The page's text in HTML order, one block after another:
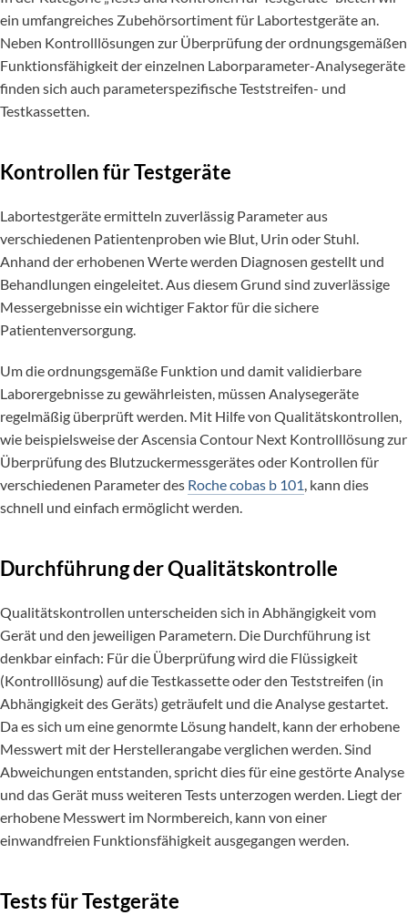
ein umfangreiches Zubehörsortiment für Labortestgeräte an.
Neben Kontrolllösungen zur Überprüfung der ordnungsgemäßen
Funktionsfähigkeit der einzelnen Laborparameter-Analysegeräte
finden sich auch parameterspezifische Teststreifen- und
Testkassetten.
Kontrollen für Testgeräte
Labortestgeräte ermitteln zuverlässig Parameter aus
verschiedenen Patientenproben wie Blut, Urin oder Stuhl.
Anhand der erhobenen Werte werden Diagnosen gestellt und
Behandlungen eingeleitet. Aus diesem Grund sind zuverlässige
Messergebnisse ein wichtiger Faktor für die sichere
Patientenversorgung.
Um die ordnungsgemäße Funktion und damit validierbare
Laborergebnisse zu gewährleisten, müssen Analysegeräte
regelmäßig überprüft werden. Mit Hilfe von Qualitätskontrollen,
wie beispielsweise der Ascensia Contour Next Kontrolllösung zur
Überprüfung des Blutzuckermessgerätes oder Kontrollen für
verschiedenen Parameter des Roche cobas b 101 , kann dies
schnell und einfach ermöglicht werden.
Durchführung der Qualitätskontrolle
Qualitätskontrollen unterscheiden sich in Abhängigkeit vom
Gerät und den jeweiligen Parametern. Die Durchführung ist
denkbar einfach: Für die Überprüfung wird die Flüssigkeit
(Kontrolllösung) auf die Testkassette oder den Teststreifen (in
Abhängigkeit des Geräts) geträufelt und die Analyse gestartet.
Da es sich um eine genormte Lösung handelt, kann der erhobene
Messwert mit der Herstellerangabe verglichen werden. Sind
Abweichungen entstanden, spricht dies für eine gestörte Analyse
und das Gerät muss weiteren Tests unterzogen werden. Liegt der
erhobene Messwert im Normbereich, kann von einer
einwandfreien Funktionsfähigkeit ausgegangen werden.
Tests für Testgeräte